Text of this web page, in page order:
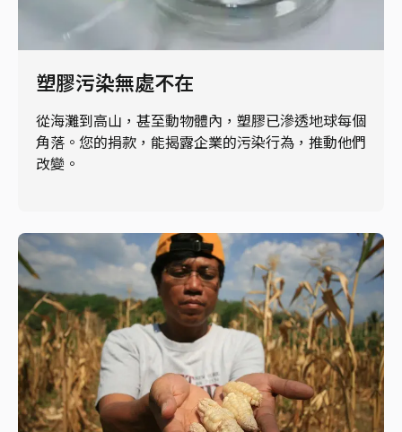
塑膠污染無處不在
從海灘到高山，甚至動物體內，塑膠已滲透地球每個
角落。您的捐款，能揭露企業的污染行為，推動他們
改變。